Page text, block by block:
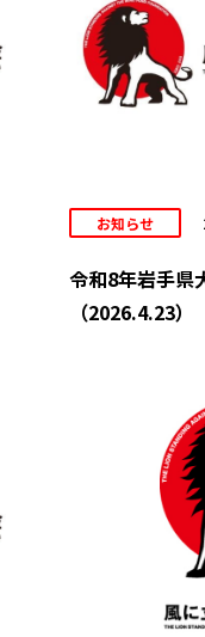
お知らせ
令和8年岩手県
（2026.4.23）